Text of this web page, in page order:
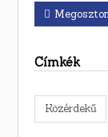
Címkék
Közérdekű